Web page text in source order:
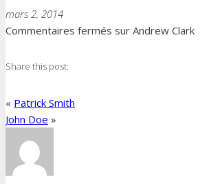
mars 2, 2014
Commentaires fermés sur Andrew Clark
Share this post:
« Patrick Smith
John Doe »